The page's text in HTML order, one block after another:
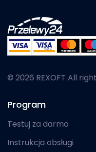
© 2026 REXOFT All
Program
Testuj za darmo
Instrukcja obsługi